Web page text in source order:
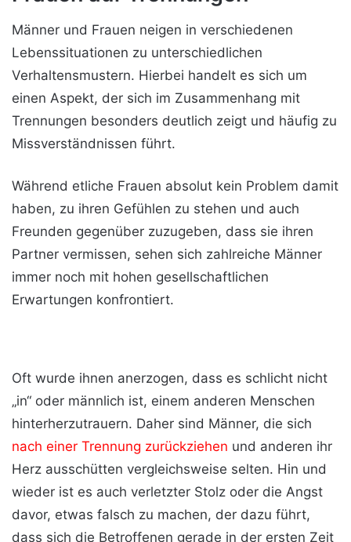
Männer und Frauen neigen in verschiedenen
Lebenssituationen zu unterschiedlichen
Verhaltensmustern. Hierbei handelt es sich um
einen Aspekt, der sich im Zusammenhang mit
Trennungen besonders deutlich zeigt und häufig zu
Missverständnissen führt.
Während etliche Frauen absolut kein Problem damit
haben, zu ihren Gefühlen zu stehen und auch
Freunden gegenüber zuzugeben, dass sie ihren
Partner vermissen, sehen sich zahlreiche Männer
immer noch mit hohen gesellschaftlichen
Erwartungen konfrontiert.
Oft wurde ihnen anerzogen, dass es schlicht nicht
„in“ oder männlich ist, einem anderen Menschen
hinterherzutrauern. Daher sind Männer, die sich
nach einer Trennung zurückziehen und anderen ihr
Herz ausschütten vergleichsweise selten. Hin und
wieder ist es auch verletzter Stolz oder die Angst
davor, etwas falsch zu machen, der dazu führt,
dass sich die Betroffenen gerade in der ersten Zeit